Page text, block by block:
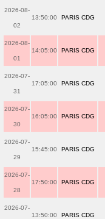
2026-08-
02
13:50:00 PARIS CDG
2026-08-
01
14:05:00 PARIS CDG
2026-07-
31
17:05:00 PARIS CDG
2026-07-
30
16:05:00 PARIS CDG
2026-07-
29
15:45:00 PARIS CDG
2026-07-
28
17:50:00 PARIS CDG
2026-07-
13:50:00 PARIS CDG